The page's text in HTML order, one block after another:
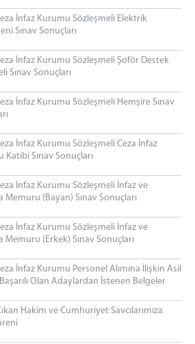
İnfaz Kurumu Sözleşmeli Elektrik
Sınav Sonuçları
İnfaz Kurumu Sözleşmeli Şoför Destek
Sınav Sonuçları
İnfaz Kurumu Sözleşmeli Hemşire Sınav
İnfaz Kurumu Sözleşmeli Ceza İnfaz
Katibi Sınav Sonuçları
İnfaz Kurumu Sözleşmeli İnfaz ve
Memuru (Bayan) Sınav Sonuçları
İnfaz Kurumu Sözleşmeli İnfaz ve
Memuru (Erkek) Sınav Sonuçları
İnfaz Kurumu Personel Alımına İlişkin Asil
Olan Adaylardan İstenen Belgeler
Hakim ve Cumhuriyet Savcılarımıza